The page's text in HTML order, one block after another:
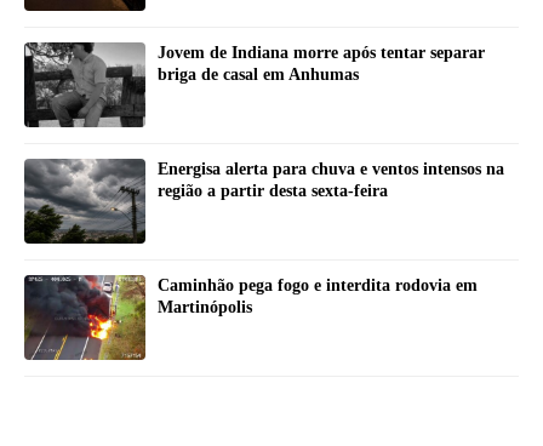
Jovem de Indiana morre após tentar separar
briga de casal em Anhumas
Energisa alerta para chuva e ventos intensos na
região a partir desta sexta-feira
Caminhão pega fogo e interdita rodovia em
Martinópolis